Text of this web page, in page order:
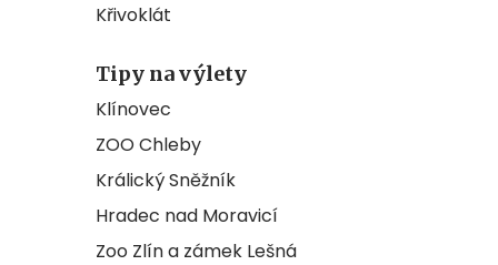
Křivoklát
Tipy na výlety
Klínovec
ZOO Chleby
Králický Sněžník
Hradec nad Moravicí
Zoo Zlín a zámek Lešná